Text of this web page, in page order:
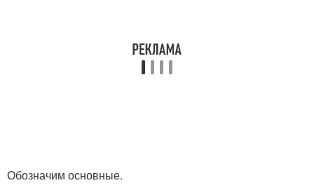
Обозначим основные.